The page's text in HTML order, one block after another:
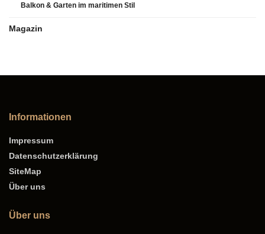
Balkon & Garten im maritimen Stil
Magazin
Informationen
Impressum
Datenschutzerklärung
SiteMap
Über uns
Über uns